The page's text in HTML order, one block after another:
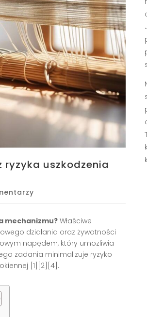
ryzyka uszkodzenia
mechanizmu? Właściwe
działania oraz żywotności
napędem, który umożliwia
zadania minimalizuje ryzyko
[1][2][4] .